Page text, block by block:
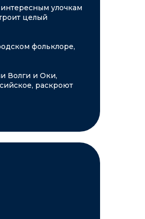
улочкам
целый
фольклоре,
Волги и Оки,
раскроют